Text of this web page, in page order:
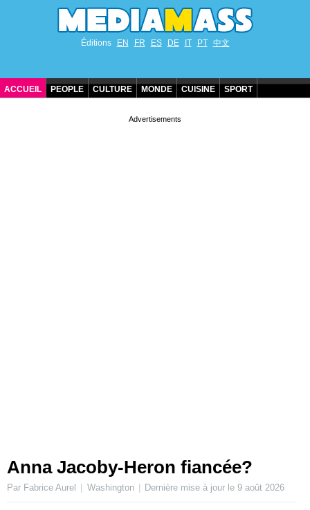
Éditions EN FR ES DE IT PT 中文
ACCUEIL PEOPLE CULTURE MONDE CUISINE SPORT
Anna Jacoby-Heron fiancée?
Par Fabrice Aurel Washington Dernière mise à jour le9 août 2026